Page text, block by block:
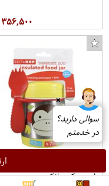
۳۵۶,۵۰۰
فلاسک غذای کودک اسکیپ
طرح چیکی مانکی
❌
سوالی دارید؟
در خدمتم